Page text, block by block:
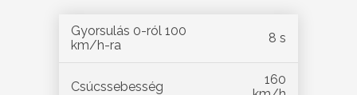
Gyorsulás 0-ról 100
km/h-ra
8 s
Csúcssebesség
160